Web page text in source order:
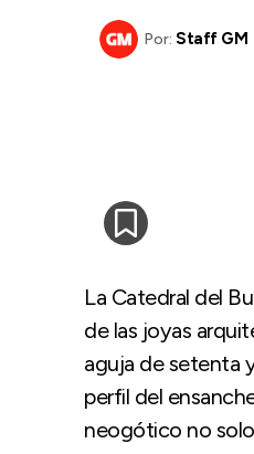
Por: Staff GM
La Catedral del
de las joyas
aguja de setenta
perfil del
neogótico no